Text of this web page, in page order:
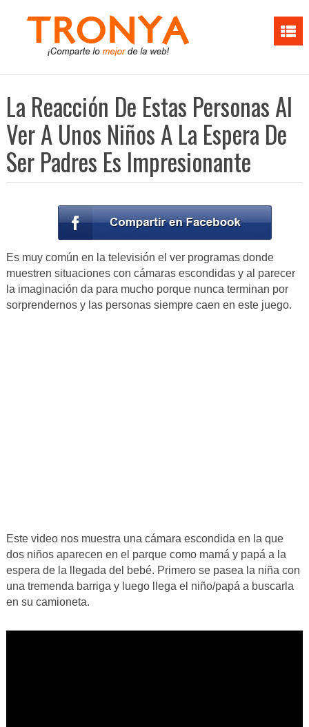
La Reacción De Estas Personas Al
Ver A Unos Niños A La Espera De
Ser Padres Es Impresionante
Es muy común en la televisión el ver programas donde
muestren situaciones con cámaras escondidas y al parecer
la imaginación da para mucho porque nunca terminan por
sorprendernos y las personas siempre caen en este juego.
Este video nos muestra una cámara escondida en la que
dos niños aparecen en el parque como mamá y papá a la
espera de la llegada del bebé. Primero se pasea la niña con
una tremenda barriga y luego llega el niño/papá a buscarla
en su camioneta.